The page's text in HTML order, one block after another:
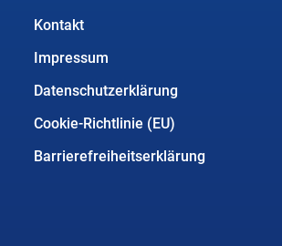
Kontakt
Impressum
Datenschutzerklärung
Cookie-Richtlinie (EU)
Barrierefreiheitserklärung